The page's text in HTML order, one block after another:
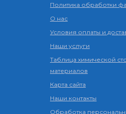
Политика обработки
О нас
Условия оплаты и
Наши услуги
Таблица химической
материалов
Карта сайта
Наши контакты
Обработка